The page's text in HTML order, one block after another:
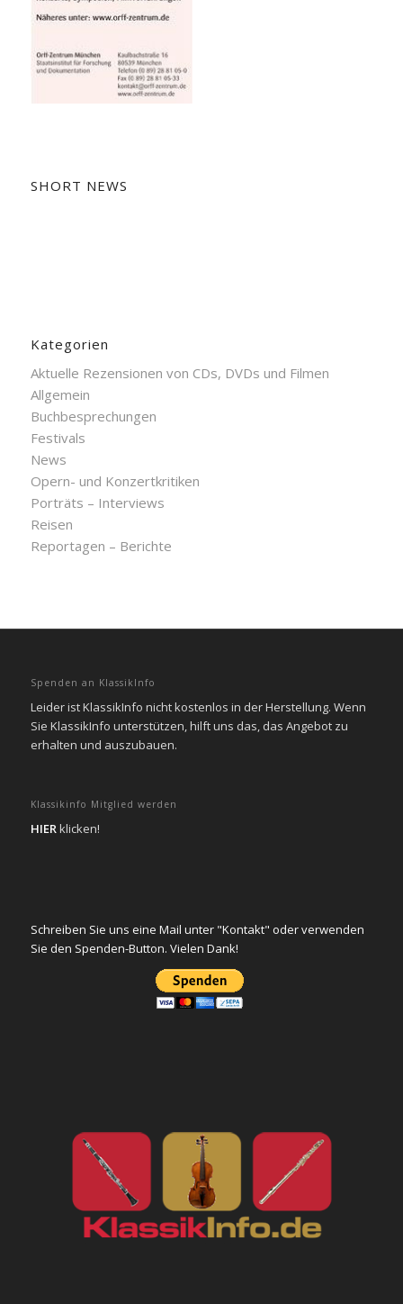
SHORT NEWS
Kategorien
Aktuelle Rezensionen von CDs, DVDs und Filmen
Allgemein
Buchbesprechungen
Festivals
News
Opern- und Konzertkritiken
Porträts – Interviews
Reisen
Reportagen – Berichte
Spenden an KlassikInfo
Leider ist KlassikInfo nicht kostenlos in der Herstellung. Wenn
Sie KlassikInfo unterstützen, hilft uns das, das Angebot zu
erhalten und auszubauen.
Klassikinfo Mitglied werden
HIERklicken!
Schreiben Sie uns eine Mail unter "Kontakt" oder verwenden
Sie den Spenden-Button. Vielen Dank!